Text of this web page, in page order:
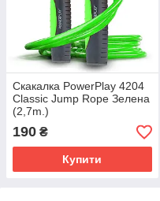
Скакалка PowerPlay 4204
Classic Jump Rope Зелена
(2,7m.)
190 ₴
Купити